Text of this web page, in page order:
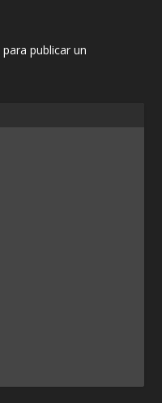
para publicar un